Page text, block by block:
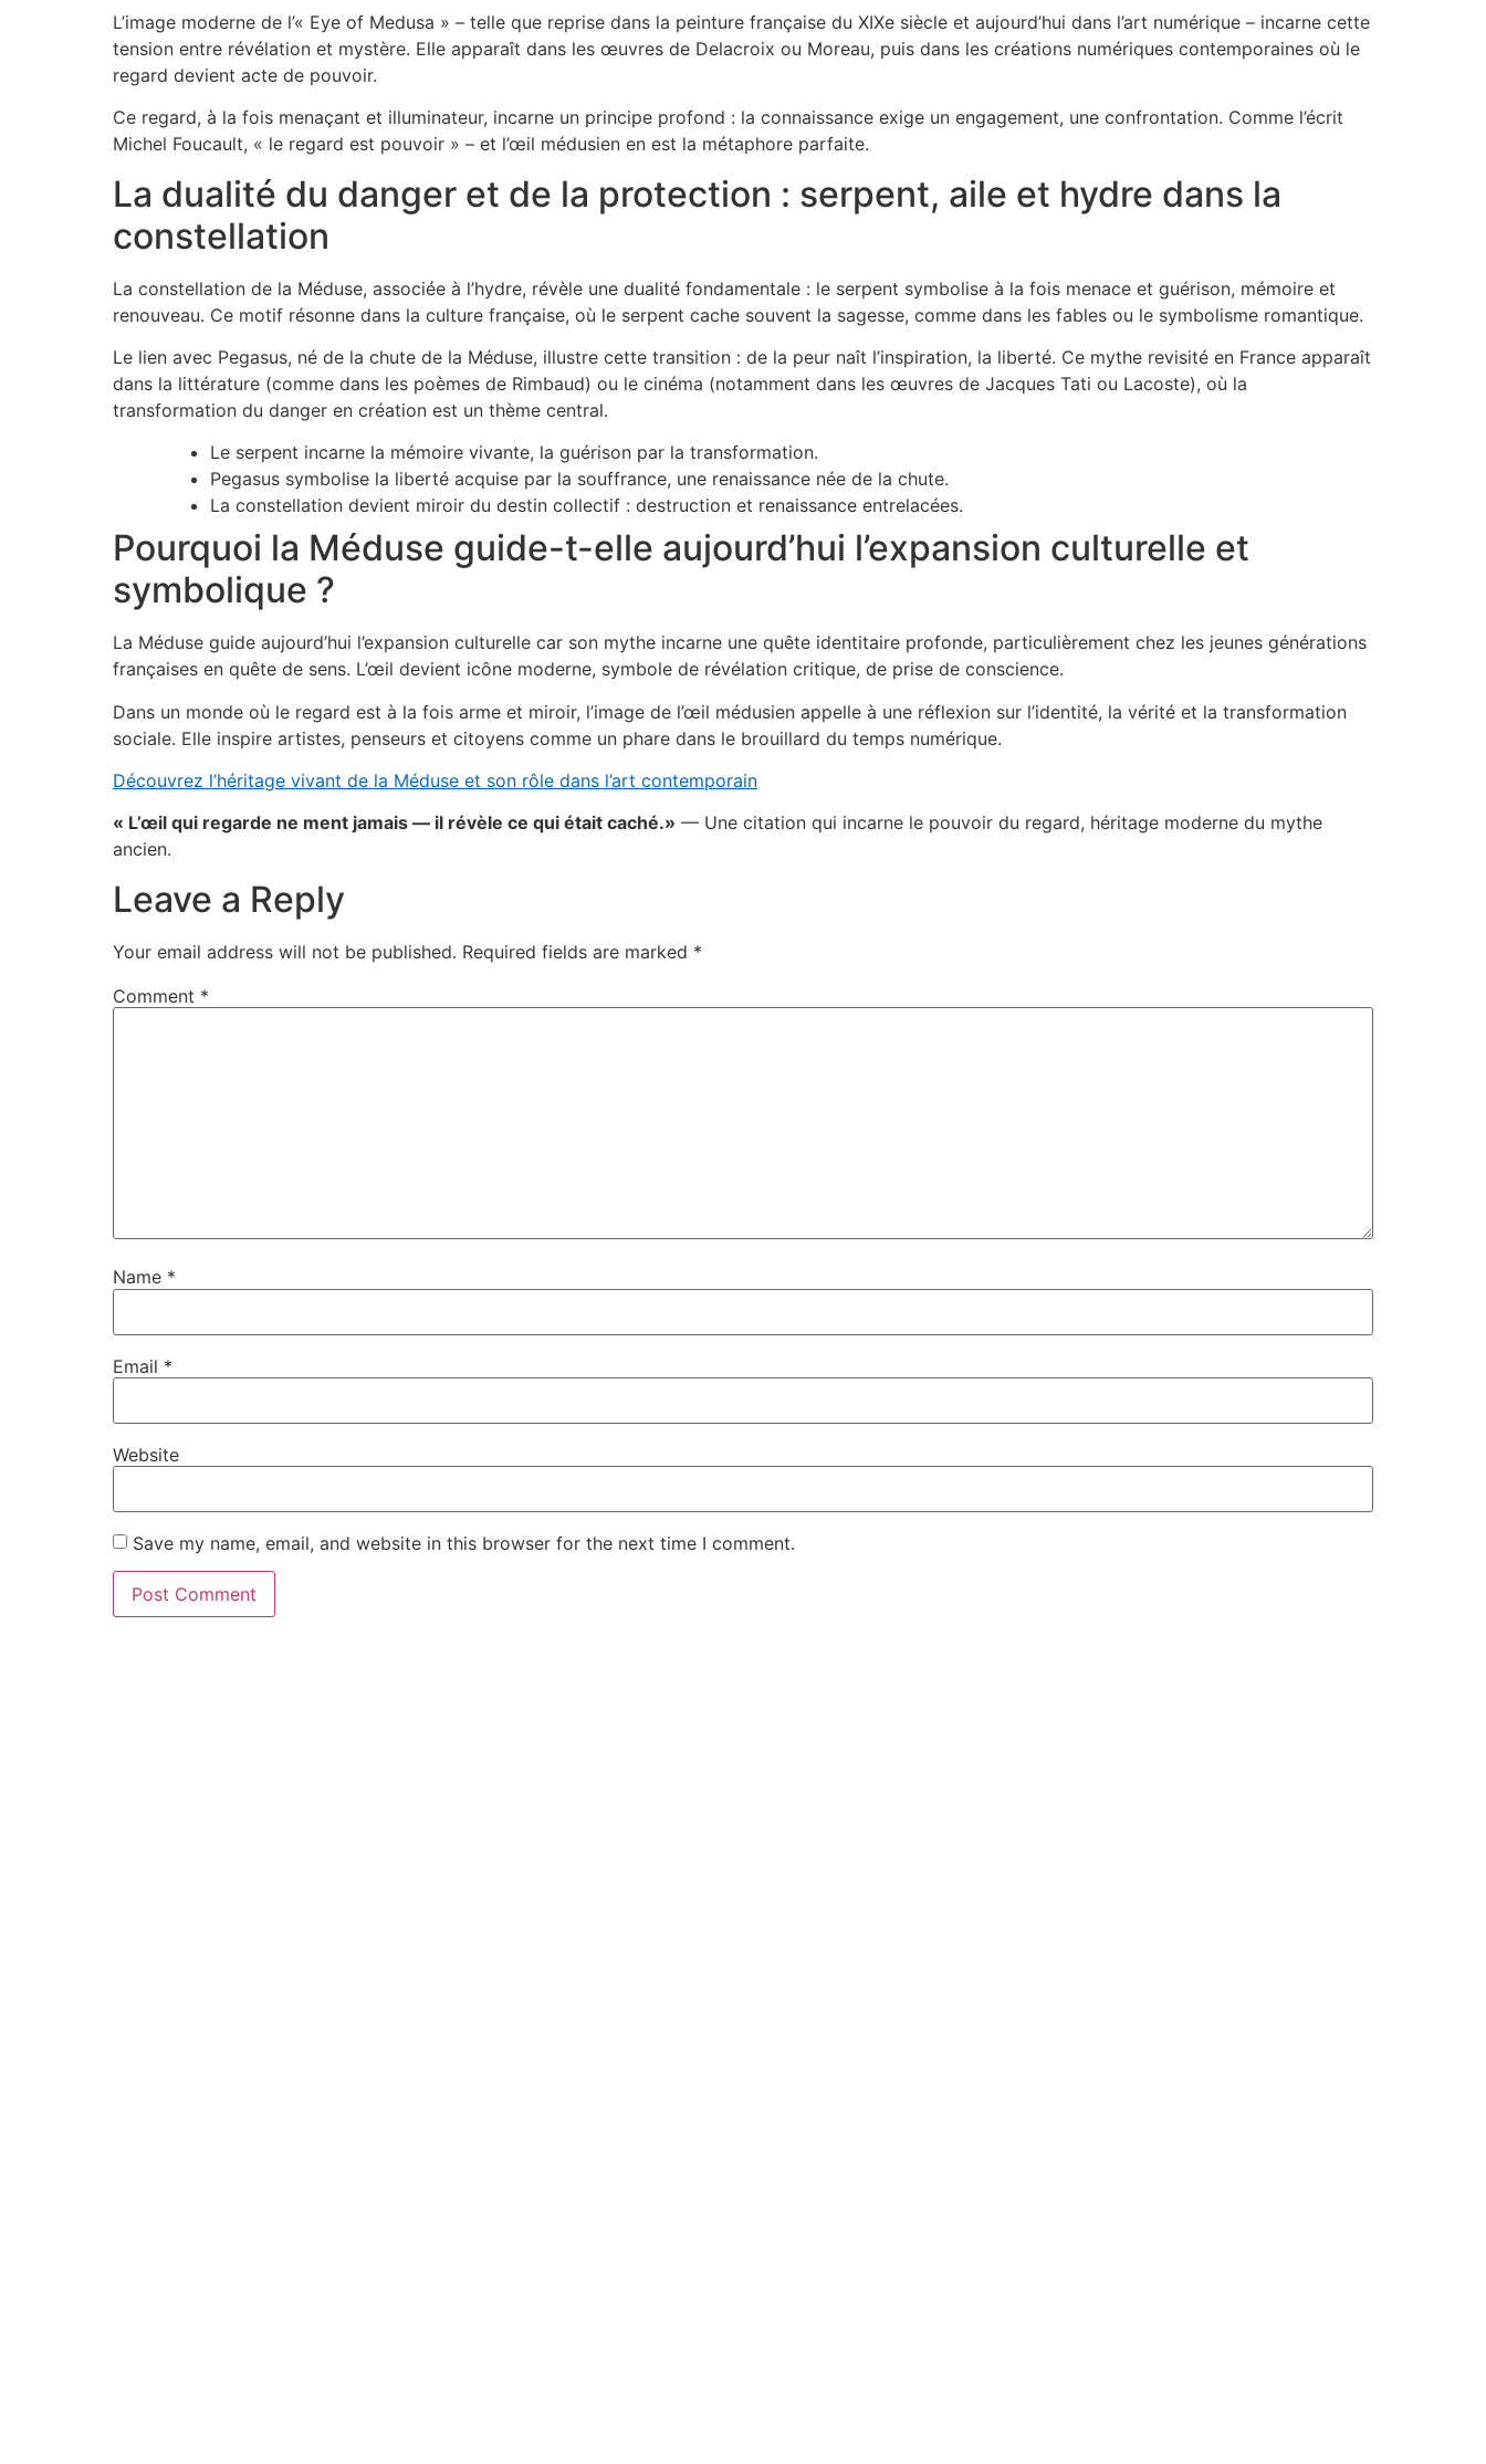
L’image moderne de l’« Eye of Medusa » – telle que reprise dans la peinture française du XIXe siècle et aujourd’hui dans l’art numérique – incarne cette
tension entre révélation et mystère. Elle apparaît dans les œuvres de Delacroix ou Moreau, puis dans les créations numériques contemporaines où le
regard devient acte de pouvoir.
Ce regard, à la fois menaçant et illuminateur, incarne un principe profond : la connaissance exige un engagement, une confrontation. Comme l’écrit
Michel Foucault, « le regard est pouvoir » – et l’œil médusien en est la métaphore parfaite.
La dualité du danger et de la protection : serpent, aile et hydre dans la
constellation
La constellation de la Méduse, associée à l’hydre, révèle une dualité fondamentale : le serpent symbolise à la fois menace et guérison, mémoire et
renouveau. Ce motif résonne dans la culture française, où le serpent cache souvent la sagesse, comme dans les fables ou le symbolisme romantique.
Le lien avec Pegasus, né de la chute de la Méduse, illustre cette transition : de la peur naît l’inspiration, la liberté. Ce mythe revisité en France apparaît
dans la littérature (comme dans les poèmes de Rimbaud) ou le cinéma (notamment dans les œuvres de Jacques Tati ou Lacoste), où la
transformation du danger en création est un thème central.
Le serpent incarne la mémoire vivante, la guérison par la transformation.
Pegasus symbolise la liberté acquise par la souffrance, une renaissance née de la chute.
La constellation devient miroir du destin collectif : destruction et renaissance entrelacées.
Pourquoi la Méduse guide-t-elle aujourd’hui l’expansion culturelle et
symbolique ?
La Méduse guide aujourd’hui l’expansion culturelle car son mythe incarne une quête identitaire profonde, particulièrement chez les jeunes générations
françaises en quête de sens. L’œil devient icône moderne, symbole de révélation critique, de prise de conscience.
Dans un monde où le regard est à la fois arme et miroir, l’image de l’œil médusien appelle à une réflexion sur l’identité, la vérité et la transformation
sociale. Elle inspire artistes, penseurs et citoyens comme un phare dans le brouillard du temps numérique.
Découvrez l’héritage vivant de la Méduse et son rôle dans l’art contemporain
« L’œil qui regarde ne ment jamais — il révèle ce qui était caché.» — Une citation qui incarne le pouvoir du regard, héritage moderne du mythe
ancien.
Leave a Reply
Your email address will not be published. Required fields are marked *
Comment *
Name *
Email *
Website
Save my name, email, and website in this browser for the next time I comment.